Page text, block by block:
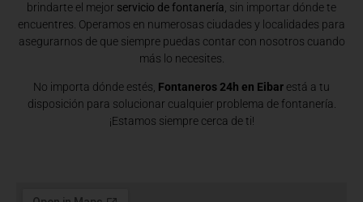
brindarte el mejor servicio de fontanería , sin importar dónde te
encuentres. Operamos en numerosas ciudades y localidades para
asegurarnos de que siempre puedas contar con nosotros cuando
más lo necesites.
No importa dónde estés, Fontaneros 24h en Eibar está a tu
disposición para solucionar cualquier problema de fontanería.
¡Estamos siempre cerca de ti!